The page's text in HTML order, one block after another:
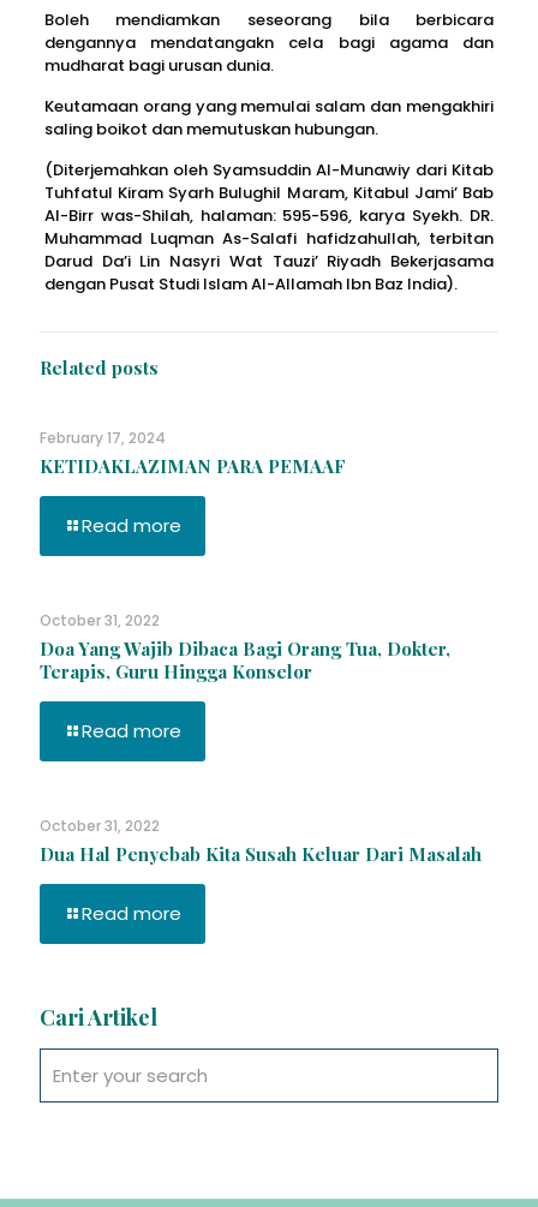
Boleh mendiamkan seseorang bila berbicara
dengannya mendatangakn cela bagi agama dan
mudharat bagi urusan dunia.
Keutamaan orang yang memulai salam dan mengakhiri
saling boikot dan memutuskan hubungan.
(Diterjemahkan oleh Syamsuddin Al-Munawiy dari Kitab
Tuhfatul Kiram Syarh Bulughil Maram, Kitabul Jami’ Bab
Al-Birr was-Shilah, halaman: 595-596, karya Syekh. DR.
Muhammad Luqman As-Salafi hafidzahullah, terbitan
Darud Da’i Lin Nasyri Wat Tauzi’ Riyadh Bekerjasama
dengan Pusat Studi Islam Al-Allamah Ibn Baz India).
Related posts
February 17, 2024
KETIDAKLAZIMAN PARA PEMAAF
Read more
October 31, 2022
Doa Yang Wajib Dibaca Bagi Orang Tua, Dokter,
Terapis, Guru Hingga Konselor
Read more
October 31, 2022
Dua Hal Penyebab Kita Susah Keluar Dari Masalah
Read more
Cari Artikel